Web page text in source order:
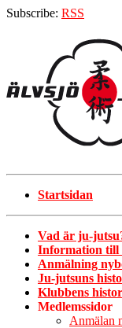
Subscribe: RSS
Startsidan
Vad är ju-
Information till
Anmälning
Ju-jutsuns
Klubbens
Medlemssidor
Anmälan